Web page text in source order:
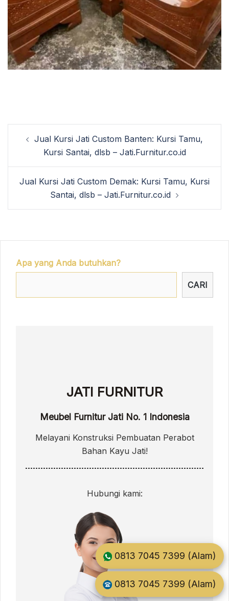
Post
navigation
Jual Kursi Jati Custom Banten: Kursi Tamu,
Kursi Santai, dlsb – Jati.Furnitur.co.id
Jual Kursi Jati Custom Demak: Kursi Tamu, Kursi
Santai, dlsb – Jati.Furnitur.co.id
Apa yang Anda butuhkan?
CARI
JATI FURNITUR
Meubel Furnitur Jati No. 1 Indonesia
Melayani Konstruksi Pembuatan Perabot
Bahan Kayu Jati!
Hubungi kami:
0813 7045 7399 (Alam)
0813 7045 7399 (Alam)